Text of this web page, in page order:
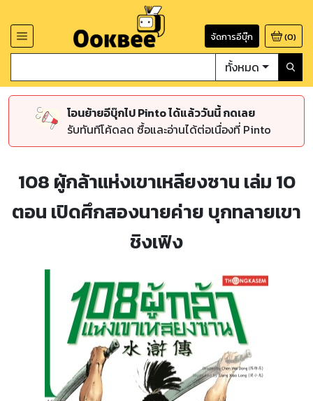
จัดการอีบุ๊ก (0)
ทั้งหมด
โอนย้ายอีบุ๊กไป Pinto ได้แล้ววันนี้ กดเลย
รับทันทีโค้ดลด ซื้อและอ่านได้ต่อเนื่องที่ Pinto
108 ผู้กล้าแห่งเขาเหลียงซาน เล่ม 10
ตอน เปิดศึกสองนายค่าย บุกทลายเขา
ชิงเฟิง